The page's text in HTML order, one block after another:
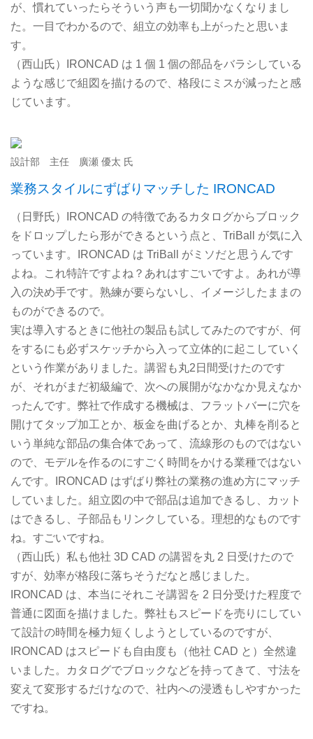
が、慣れていったらそういう声も一切聞かなくなりまし
た。一目でわかるので、組立の効率も上がったと思いま
す。
（西山氏）IRONCAD は 1 個 1 個の部品をバラシしている
ような感じで組図を描けるので、格段にミスが減ったと感
じています。
設計部 主任 廣瀬 優太 氏
業務スタイルにずばりマッチした IRONCAD
（日野氏）IRONCAD の特徴であるカタログからブロック
をドロップしたら形ができるという点と、TriBall が気に入
っています。IRONCAD は TriBall がミソだと思うんです
よね。これ特許ですよね？あれはすごいですよ。あれが導
入の決め手です。熟練が要らないし、イメージしたままの
ものができるので。
実は導入するときに他社の製品も試してみたのですが、何
をするにも必ずスケッチから入って立体的に起こしていく
という作業がありました。講習も丸2日間受けたのです
が、それがまだ初級編で、次への展開がなかなか見えなか
ったんです。弊社で作成する機械は、フラットバーに穴を
開けてタップ加工とか、板金を曲げるとか、丸棒を削ると
いう単純な部品の集合体であって、流線形のものではない
ので、モデルを作るのにすごく時間をかける業種ではない
んです。IRONCAD はずばり弊社の業務の進め方にマッチ
していました。組立図の中で部品は追加できるし、カット
はできるし、子部品もリンクしている。理想的なものです
ね。すごいですね。
（西山氏）私も他社 3D CAD の講習を丸 2 日受けたので
すが、効率が格段に落ちそうだなと感じました。
IRONCAD は、本当にそれこそ講習を 2 日分受けた程度で
普通に図面を描けました。弊社もスピードを売りにしてい
て設計の時間を極力短くしようとしているのですが、
IRONCAD はスピードも自由度も（他社 CAD と）全然違
いました。カタログでブロックなどを持ってきて、寸法を
変えて変形するだけなので、社内への浸透もしやすかった
ですね。